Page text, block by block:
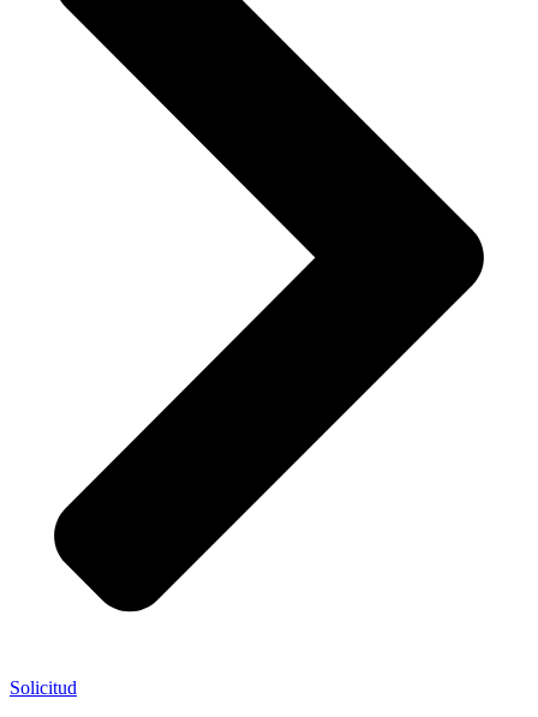
Solicitud